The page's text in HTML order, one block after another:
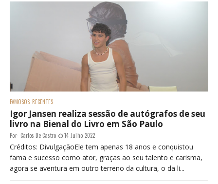
FAMOSOS RECENTES
Igor Jansen realiza sessão de autógrafos de seu
livro na Bienal do Livro em São Paulo
Por: Carlos De Castro 14 Julho 2022
Créditos: DivulgaçãoEle tem apenas 18 anos e conquistou
fama e sucesso como ator, graças ao seu talento e carisma,
agora se aventura em outro terreno da cultura, o da li...